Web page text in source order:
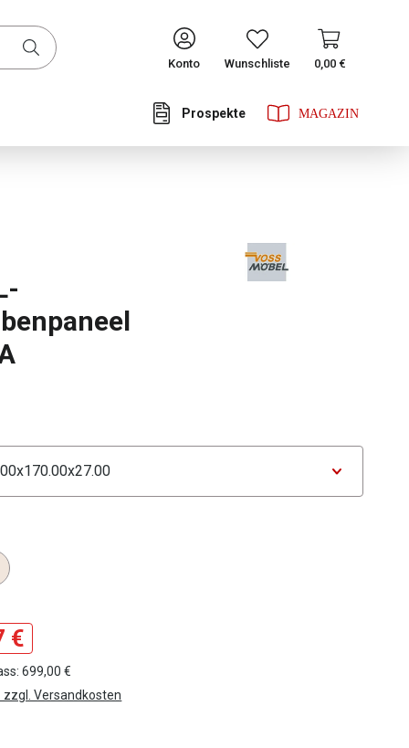
CONTINUE
Konto Wunschliste 0,00 €
Prospekte
Farbe
€
699,00 €
zzgl. Versandkosten